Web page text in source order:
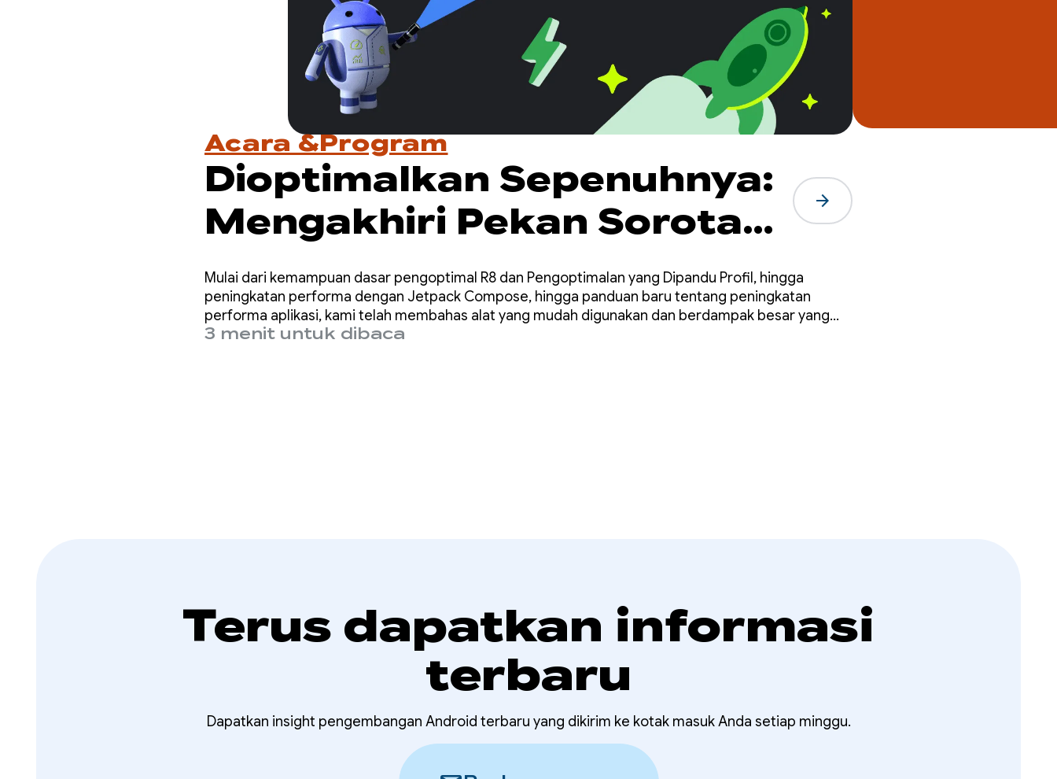
Acara &Program
Dioptimalkan Sepenuhnya:
Mengakhiri Pekan Sorotan
Performa
arrow_forward
Mulai dari kemampuan dasar pengoptimal R8 dan Pengoptimalan yang Dipandu Profil, hingga
peningkatan performa dengan Jetpack Compose, hingga panduan baru tentang peningkatan
performa aplikasi, kami telah membahas alat yang mudah digunakan dan berdampak besar yang
Anda perlukan untuk membuat aplikasi berperforma tinggi.
3 menit untuk dibaca
Terus dapatkan informasi
terbaru
Dapatkan insight pengembangan Android terbaru yang dikirim ke kotak masuk Anda setiap minggu.